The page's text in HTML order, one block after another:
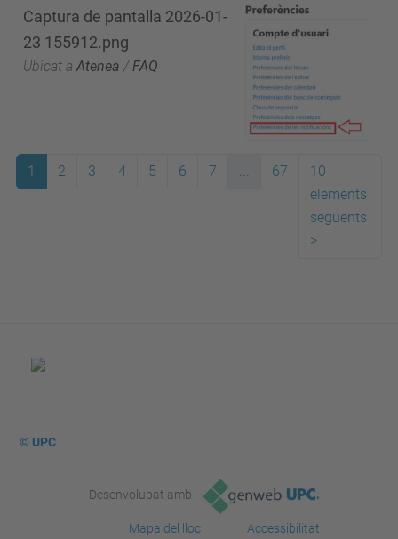
Captura de pantalla 2026-01-
23 155912.png
Ubicat a Atenea /FAQ
1 2 3 4 5 6 7 67
10
elements
següents
>
© UPC
Desenvolupat amb
Mapa del lloc
Accessibilitat